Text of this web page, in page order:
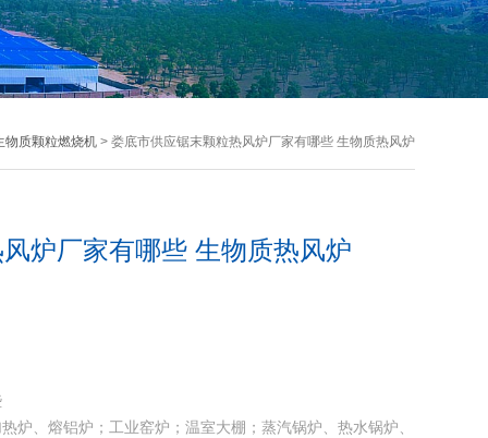
物质颗粒燃烧机> 娄底市供应锯末颗粒热风炉厂家有哪些 生物质热风炉
炉厂家有哪些 生物质热风炉
炉、熔铝炉；工业窑炉；温室大棚；蒸汽锅炉、热水锅炉、